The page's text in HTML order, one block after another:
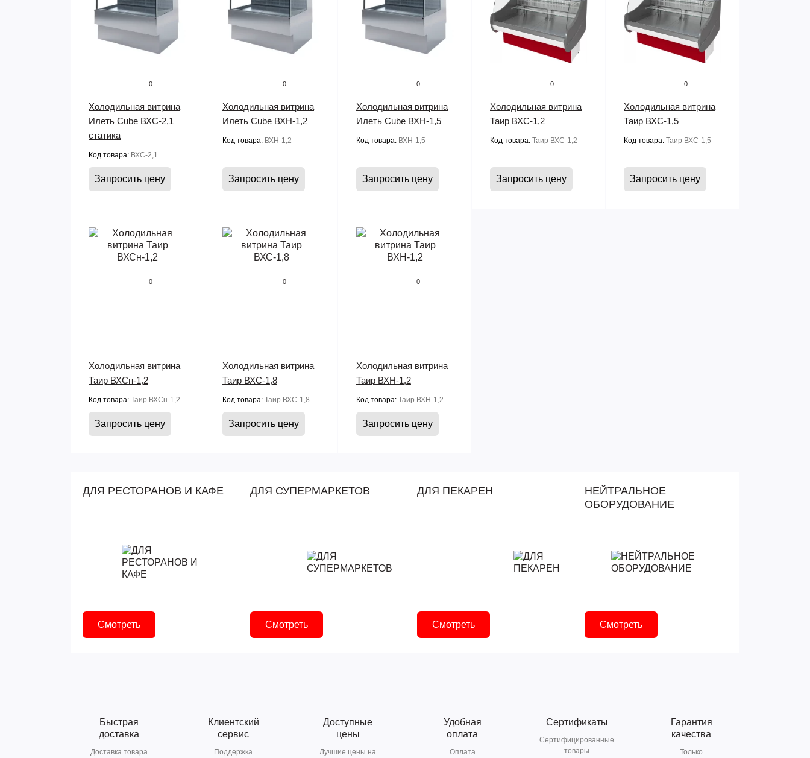
0
Холодильная витрина
Илеть Cube ВХС-2,1
статика
Код товара: ВХС-2,1
Запросить цену
0
Холодильная витрина
Илеть Cube ВХН-1,2
Код товара: ВХН-1,2
Запросить цену
0
Холодильная витрина
Илеть Cube ВХН-1,5
Код товара: ВХН-1,5
Запросить цену
0
Холодильная витрина
Таир ВХС-1,2
Код товара: Таир ВХС-1,2
Запросить цену
0
Холодильная витрина
Таир ВХС-1,5
Код товара: Таир ВХС-1,5
Запросить цену
0
Холодильная витрина
Таир ВХСн-1,2
Код товара: Таир ВХСн-1,2
Запросить цену
0
Холодильная витрина
Таир ВХС-1,8
Код товара: Таир ВХС-1,8
Запросить цену
0
Холодильная витрина
Таир ВХН-1,2
Код товара: Таир ВХН-1,2
Запросить цену
ДЛЯ РЕСТОРАНОВ И КАФЕ
Смотреть
ДЛЯ СУПЕРМАРКЕТОВ
Смотреть
ДЛЯ ПЕКАРЕН
Смотреть
НЕЙТРАЛЬНОЕ
ОБОРУДОВАНИЕ
Смотреть
Быстрая
доставка
Доставка товара
Клиентский
сервис
Поддержка
Доступные
цены
Лучшие цены на
Удобная
оплата
Оплата
Сертификаты
Сертифицированные
товары
Гарантия
качества
Только